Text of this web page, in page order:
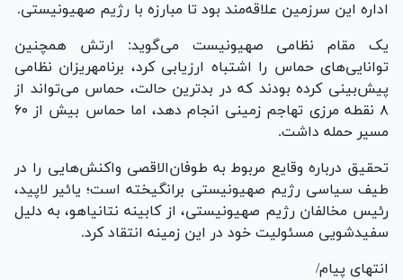
اداره این سرزمین علاقه‌مند بود تا مبارزه با رژیم صهیونیستی.
یک مقام نظامی صهیونیست می‌گوید: ارتش همچنین
توانایی‌های حماس را اشتباه ارزیابی کرد، برنامه‎ریزان نظامی
پیش‌بینی کرده بودند که در بدترین حالت، حماس می‌تواند از
۸ نقطه مرزی تهاجم زمینی انجام دهد، اما حماس بیش از ۶۰
مسیر حمله داشت.
تحقیق درباره وقایع مربوط به طوفان‌الاقصی واکنش‌هایی را در
طیف سیاسی رژیم صهیونیستی برانگیخته است؛ یائیر لاپید،
رئیس مخالفان رژیم صهیونیستی، از کابینه نتانیاهو، به دلیل
سفیدشویی مسئولیت خود در این زمینه انتقاد کرد.
انتهای پیام/